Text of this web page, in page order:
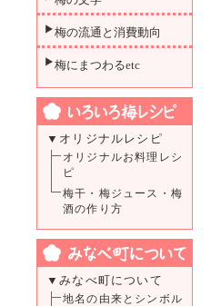
梅の流通と消費動向
梅にまつわるetc
▼オリジナルレシピ
オリジナルお料理レシ
ピ
梅干・梅ジュース・梅
酒の作り方
▼みなべ町について
地名の由来とシンボル